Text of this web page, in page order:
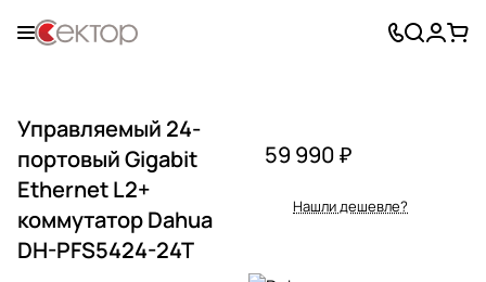
Управляемый 24-
портовый Gigabit
Ethernet L2+
коммутатор Dahua
DH-PFS5424-24T
59 990 ₽
Нашли дешевле?